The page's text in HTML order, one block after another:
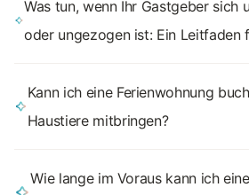
Was tun, wenn Ihr Gastgeber sich
oder ungezogen ist: Ein Leitfaden
Kann ich eine Ferienwohnung
Haustiere mitbringen?
Wie lange im Voraus kann ich